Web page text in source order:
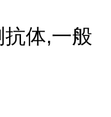
体,一般